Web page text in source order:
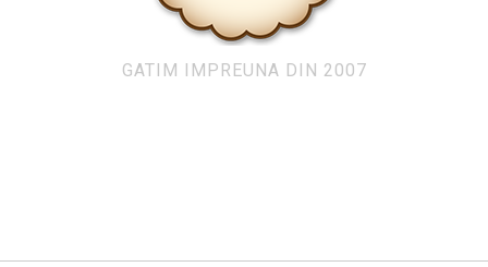
GATIM IMPREUNA DIN 2007